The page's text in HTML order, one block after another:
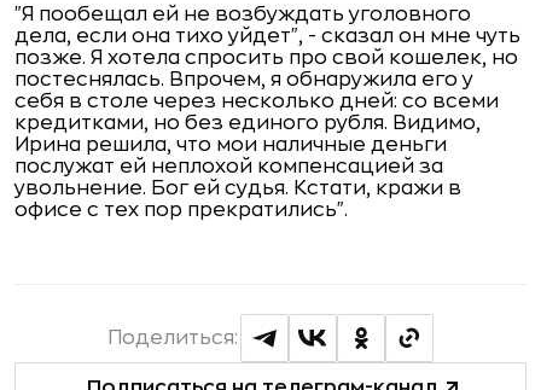
"Я пообещал ей не возбуждать уголовного
дела, если она тихо уйдет", - сказал он мне чуть
позже. Я хотела спросить про свой кошелек, но
постеснялась. Впрочем, я обнаружила его у
себя в столе через несколько дней: со всеми
кредитками, но без единого рубля. Видимо,
Ирина решила, что мои наличные деньги
послужат ей неплохой компенсацией за
увольнение. Бог ей судья. Кстати, кражи в
офисе с тех пор прекратились".
Поделиться: